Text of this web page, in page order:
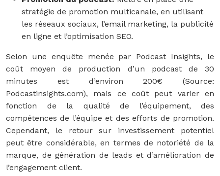
stratégie de promotion multicanale, en utilisant
les réseaux sociaux, l’email marketing, la publicité
en ligne et l’optimisation SEO.
Selon une enquête menée par Podcast Insights, le
coût moyen de production d’un podcast de 30
minutes est d’environ 200€ (Source:
Podcastinsights.com), mais ce coût peut varier en
fonction de la qualité de l’équipement, des
compétences de l’équipe et des efforts de promotion.
Cependant, le retour sur investissement potentiel
peut être considérable, en termes de notoriété de la
marque, de génération de leads et d’amélioration de
l’engagement client.